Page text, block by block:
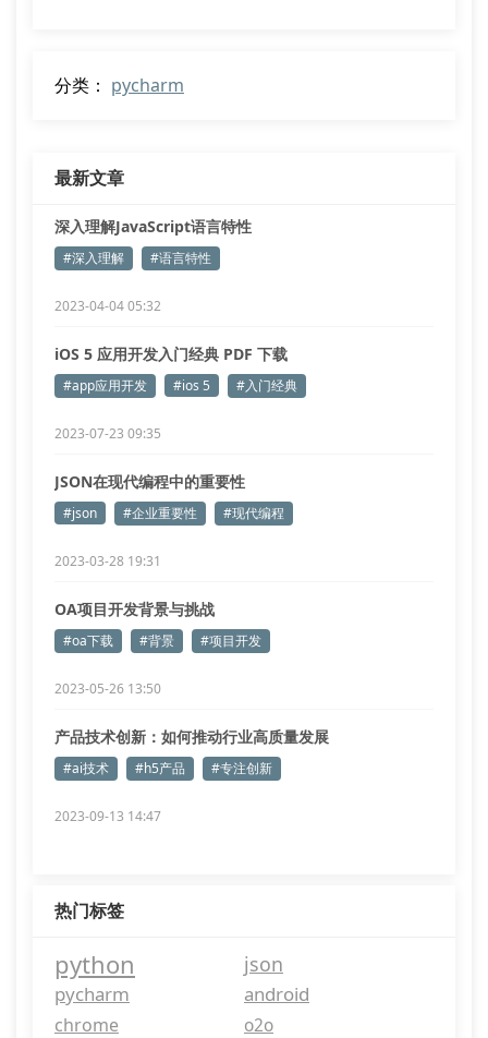
分类： pycharm
最新文章
深入理解JavaScript语言特性
#深入理解 #语言特性
2023-04-04 05:32
iOS 5 应用开发入门经典 PDF 下载
#app应用开发 #ios 5 #入门经典
2023-07-23 09:35
JSON在现代编程中的重要性
#json #企业重要性 #现代编程
2023-03-28 19:31
OA项目开发背景与挑战
#oa下载 #背景 #项目开发
2023-05-26 13:50
产品技术创新：如何推动行业高质量发展
#ai技术 #h5产品 #专注创新
2023-09-13 14:47
热门标签
python json
pycharm android
chrome
o2o